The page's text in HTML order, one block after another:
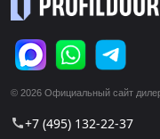
© 2026 Официальный сайт
call+7 (495) 132-22-37